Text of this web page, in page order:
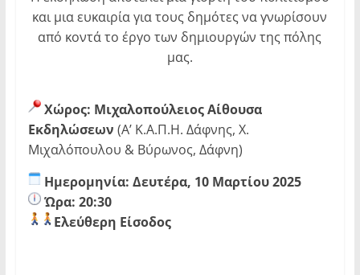
και μια ευκαιρία για τους δημότες να γνωρίσουν
από κοντά το έργο των δημιουργών της πόλης
μας.
Χώρος: Μιχαλοπούλειος Αίθουσα
Εκδηλώσεων (Α’ Κ.Α.Π.Η. Δάφνης, Χ.
Μιχαλόπουλου & Βύρωνος, Δάφνη)
Ημερομηνία: Δευτέρα, 10 Μαρτίου 2025
Ώρα: 20:30
Ελεύθερη Είσοδος